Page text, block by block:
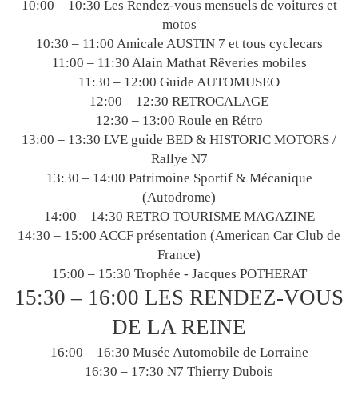
10:00 – 10:30 Les Rendez-vous mensuels de voitures et
motos
10:30 – 11:00 Amicale AUSTIN 7 et tous cyclecars
11:00 – 11:30 Alain Mathat Rêveries mobiles
11:30 – 12:00 Guide AUTOMUSEO
12:00 – 12:30 RETROCALAGE
12:30 – 13:00 Roule en Rétro
13:00 – 13:30 LVE guide BED & HISTORIC MOTORS /
Rallye N7
13:30 – 14:00 Patrimoine Sportif & Mécanique
(Autodrome)
14:00 – 14:30 RETRO TOURISME MAGAZINE
14:30 – 15:00 ACCF présentation (American Car Club de
France)
15:00 – 15:30 Trophée - Jacques POTHERAT
15:30 – 16:00 LES RENDEZ-VOUS
DE LA REINE
16:00 – 16:30 Musée Automobile de Lorraine
16:30 – 17:30 N7 Thierry Dubois